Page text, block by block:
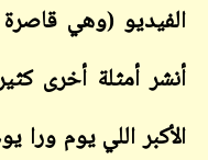
الفيديو (وهي
أنشر أمثلة أخرى
الأكبر اللي يوم ورا